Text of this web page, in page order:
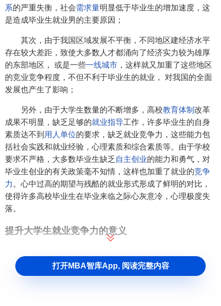
系的严重失衡，社会需求量明显低于毕业生的增加速度，这
是造成毕业生就业男的主要原因；
其次，由于我国区域发展不平衡，不同地区建经济水平
存在较大差距，致使大多数人才都涌向了经济实力较为雄厚
的东部地区， 或是一些一线城市 ，这样就又加重了这些地区
的竞业竞争程度，不但不利于毕业生的就业， 对我国的全面
发展也产生了影响；
另外，由于大学生数量的不断增多，高校教育体制 改革
成果不明显，缺乏足够的就业指导工作，许多毕业生的自身
素质达不到 用人单位的要求，缺乏就业竞争力，这些能力包
括社会实践和就业经验，心理素质和综合素质等。由于学校
要求不严格，大多数毕业生缺乏 自主创业的能力和勇气，对
毕业生创业的有关政策毫不知情，这样也加重了就业的竞争
力 。心中过高的期望与残酷的就业形式形成了鲜明的对比，
使得许多高校毕业生在毕业来临之际心灰意冷，心理极度失
落。
提升大学生就业竞争力的意义
也是最初选择学校的重要参考依据。能否解决好这一难题，
对社会各个方面都有着重要的意义。
打开MBA智库App, 阅读完整内容